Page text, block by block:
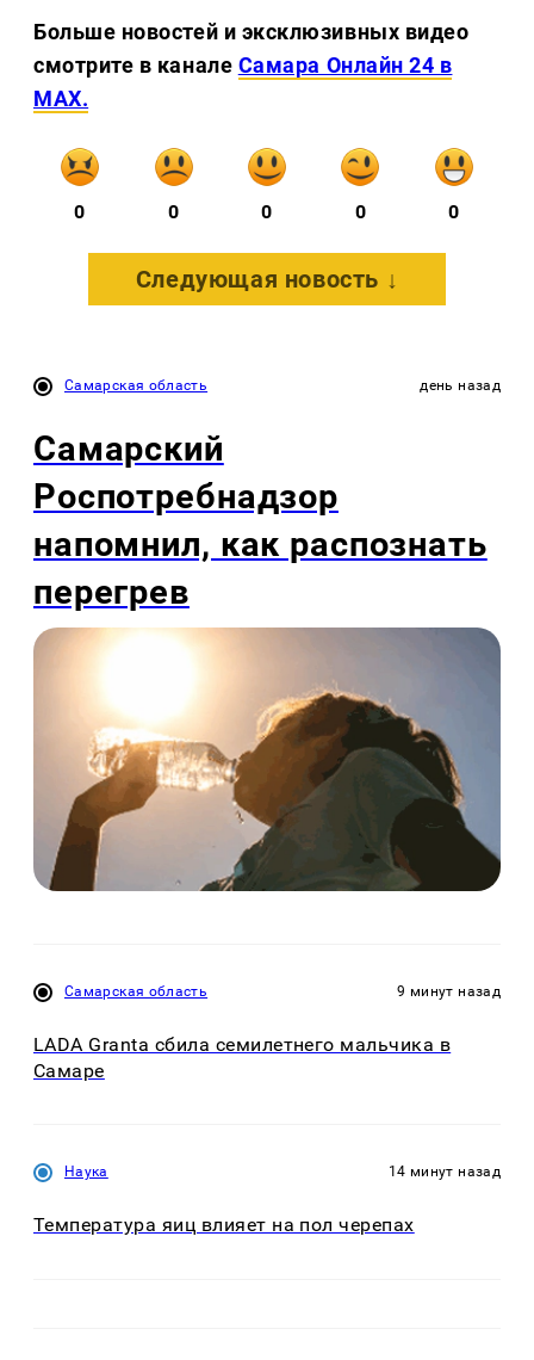
Больше новостей и эксклюзивных видео
смотрите в канале Самара Онлайн 24 в
MAX.
0 0 0 0 0
Следующая новость ↓
Самарская область день назад
Самарский
Роспотребнадзор
напомнил, как распознать
перегрев
Самарская область 9 минут назад
LADA Granta сбила семилетнего мальчика в
Самаре
Наука 14 минут назад
Температура яиц влияет на пол черепах